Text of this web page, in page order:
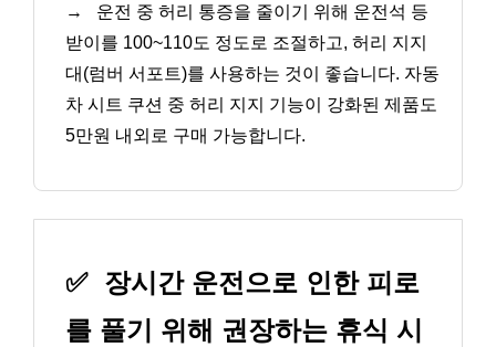
→
운전 중 허리 통증을 줄이기 위해 운전석 등
받이를 100~110도 정도로 조절하고, 허리 지지
대(럼버 서포트)를 사용하는 것이 좋습니다. 자동
차 시트 쿠션 중 허리 지지 기능이 강화된 제품도
5만원 내외로 구매 가능합니다.
✅ 장시간 운전으로 인한 피로
를 풀기 위해 권장하는 휴식 시